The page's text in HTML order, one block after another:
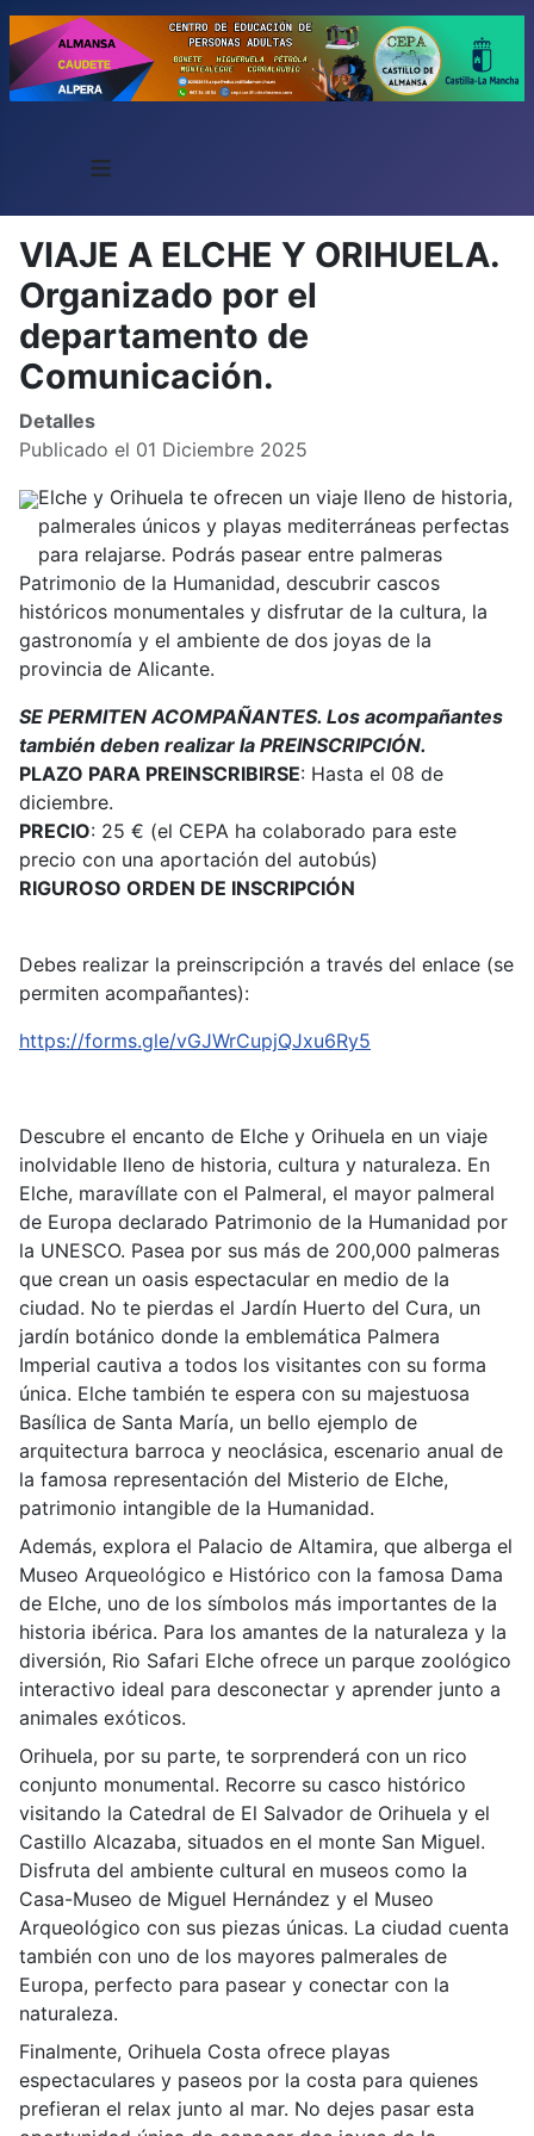
≡
VIAJE A ELCHE Y ORIHUELA.
Organizado por el
departamento de
Comunicación.
Detalles
Publicado el 01 Diciembre 2025
Elche y Orihuela te ofrecen un viaje lleno de historia,
palmerales únicos y playas mediterráneas perfectas
para relajarse. Podrás pasear entre palmeras
Patrimonio de la Humanidad, descubrir cascos
históricos monumentales y disfrutar de la cultura, la
gastronomía y el ambiente de dos joyas de la
provincia de Alicante.
SE PERMITEN ACOMPAÑANTES. Los acompañantes
también deben realizar la PREINSCRIPCIÓN.
PLAZO PARA PREINSCRIBIRSE: Hasta el 08 de
diciembre.
PRECIO: 25 € (el CEPA ha colaborado para este
precio con una aportación del autobús)
RIGUROSO ORDEN DE INSCRIPCIÓN
Debes realizar la preinscripción a través del enlace (se
permiten acompañantes):
https://forms.gle/vGJWrCupjQJxu6Ry5
Descubre el encanto de Elche y Orihuela en un viaje
inolvidable lleno de historia, cultura y naturaleza. En
Elche, maravíllate con el Palmeral, el mayor palmeral
de Europa declarado Patrimonio de la Humanidad por
la UNESCO. Pasea por sus más de 200,000 palmeras
que crean un oasis espectacular en medio de la
ciudad. No te pierdas el Jardín Huerto del Cura, un
jardín botánico donde la emblemática Palmera
Imperial cautiva a todos los visitantes con su forma
única. Elche también te espera con su majestuosa
Basílica de Santa María, un bello ejemplo de
arquitectura barroca y neoclásica, escenario anual de
la famosa representación del Misterio de Elche,
patrimonio intangible de la Humanidad.
Además, explora el Palacio de Altamira, que alberga el
Museo Arqueológico e Histórico con la famosa Dama
de Elche, uno de los símbolos más importantes de la
historia ibérica. Para los amantes de la naturaleza y la
diversión, Rio Safari Elche ofrece un parque zoológico
interactivo ideal para desconectar y aprender junto a
animales exóticos.
Orihuela, por su parte, te sorprenderá con un rico
conjunto monumental. Recorre su casco histórico
visitando la Catedral de El Salvador de Orihuela y el
Castillo Alcazaba, situados en el monte San Miguel.
Disfruta del ambiente cultural en museos como la
Casa-Museo de Miguel Hernández y el Museo
Arqueológico con sus piezas únicas. La ciudad cuenta
también con uno de los mayores palmerales de
Europa, perfecto para pasear y conectar con la
naturaleza.
Finalmente, Orihuela Costa ofrece playas
espectaculares y paseos por la costa para quienes
prefieran el relax junto al mar. No dejes pasar esta